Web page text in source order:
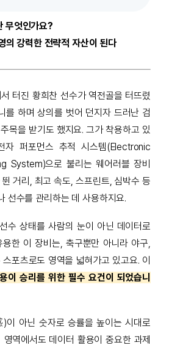
무엇인가요?
의 강력한 전략적 자산이 된다
터진 황희찬 선수가 역전골을 터뜨렸
를 하며 상의를 벗어 던지자 드러난 검
목을 받기도 했지요. 그가 착용하고 있
자 퍼포먼스 추적 시스템(Electronic
System)으로 불리는 웨어러블 장비
거리, 최고 속도, 스프린트, 심박수 등
선수를 관리하는 데 사용하지요.
수 상태를 사람의 눈이 아닌 데이터로
한 이 장비는, 축구뿐만 아니라 야구,
포츠로도 영역을 넓혀가고 있고요. 이
이 승리를 위한 필수 요건이 되었습니
)이 아닌 숫자로 승률을 높이는 시대로
영역에서도 데이터 활용이 중요한 과제